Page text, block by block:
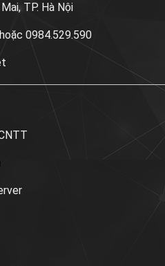
TP. Hà Nội
0984.529.590